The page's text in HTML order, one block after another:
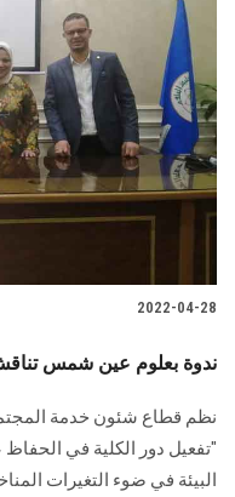
2022-04-28
ندوة بعلوم عين شمس
نظم قطاع شئون خدمة المجتمع
"تفعيل دور الكلية في
البيئة في ضوء التغيرات